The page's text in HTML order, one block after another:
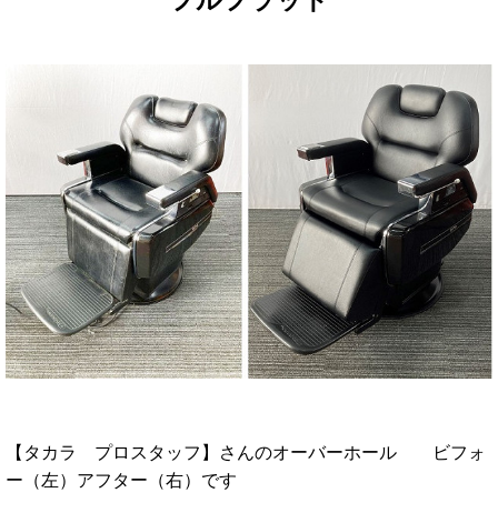
【タカラ プロスタッフ】さんのオーバーホール ビフォ
ー（左）アフター（右）です